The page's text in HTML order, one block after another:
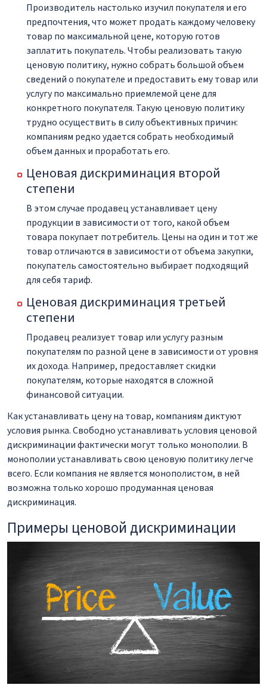
Производитель настолько изучил покупателя и его
предпочтения, что может продать каждому человеку
товар по максимальной цене, которую готов
заплатить покупатель. Чтобы реализовать такую
ценовую политику, нужно собрать большой объем
сведений о покупателе и предоставить ему товар или
услугу по максимально приемлемой цене для
конкретного покупателя. Такую ценовую политику
трудно осуществить в силу объективных причин:
компаниям редко удается собрать необходимый
объем данных и проработать его.
Ценовая дискриминация второй
степени
В этом случае продавец устанавливает цену
продукции в зависимости от того, какой объем
товара покупает потребитель. Цены на один и тот же
товар отличаются в зависимости от объема закупки,
покупатель самостоятельно выбирает подходящий
для себя тариф.
Ценовая дискриминация третьей
степени
Продавец реализует товар или услугу разным
покупателям по разной цене в зависимости от уровня
их дохода. Например, предоставляет скидки
покупателям, которые находятся в сложной
финансовой ситуации.
Как устанавливать цену на товар, компаниям диктуют
условия рынка. Свободно устанавливать условия ценовой
дискриминации фактически могут только монополии. В
монополии устанавливать свою ценовую политику легче
всего. Если компания не является монополистом, в ней
возможна только хорошо продуманная ценовая
дискриминация.
Примеры ценовой дискриминации